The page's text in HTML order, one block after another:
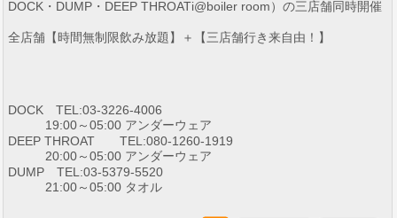
DOCK・DUMP・DEEP THROATi@boiler room）の三店舗同時開催
全店舗【時間無制限飲み放題】＋【三店舗行き来自由！】
DOCK TEL:03-3226-4006
19:00～05:00 アンダーウェア
DEEP THROAT TEL:080-1260-1919
20:00～05:00 アンダーウェア
DUMP TEL:03-5379-5520
21:00～05:00 タオル